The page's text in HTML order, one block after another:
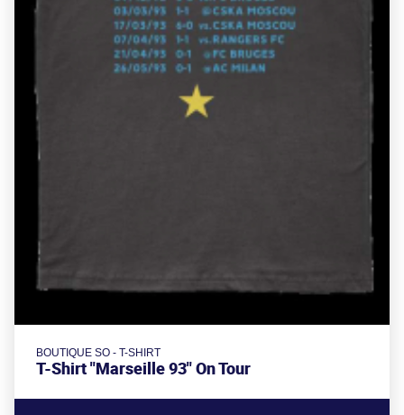
BOUTIQUE SO - T-SHIRT
T-Shirt "Marseille 93" On Tour